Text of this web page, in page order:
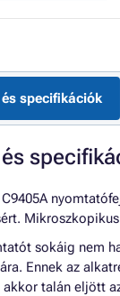
és specifikációk
sokáig nem
Ennek az
talán eljött